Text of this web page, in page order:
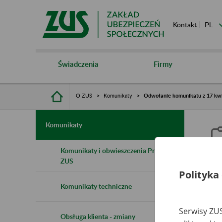
Kontakt
Świadczenia Firmy
O ZUS Komunikaty Odwołanie komunikatu z 17
Komunikaty
Komunikaty i obwieszczenia Prezesa
ZUS
Komunikaty techniczne
Obsługa klienta - zmiany
Polityka
Serwisy